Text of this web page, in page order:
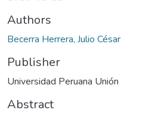
Authors
Becerra Herrera, Julio César
Publisher
Universidad Peruana Unión
Abstract